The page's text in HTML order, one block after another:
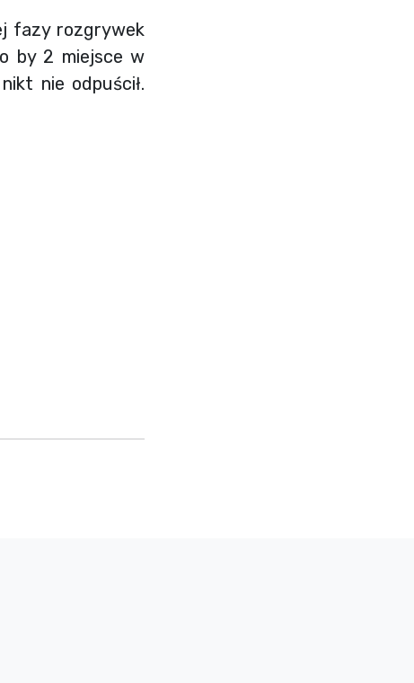
fazy rozgrywek
by 2 miejsce w
nie odpuścił.